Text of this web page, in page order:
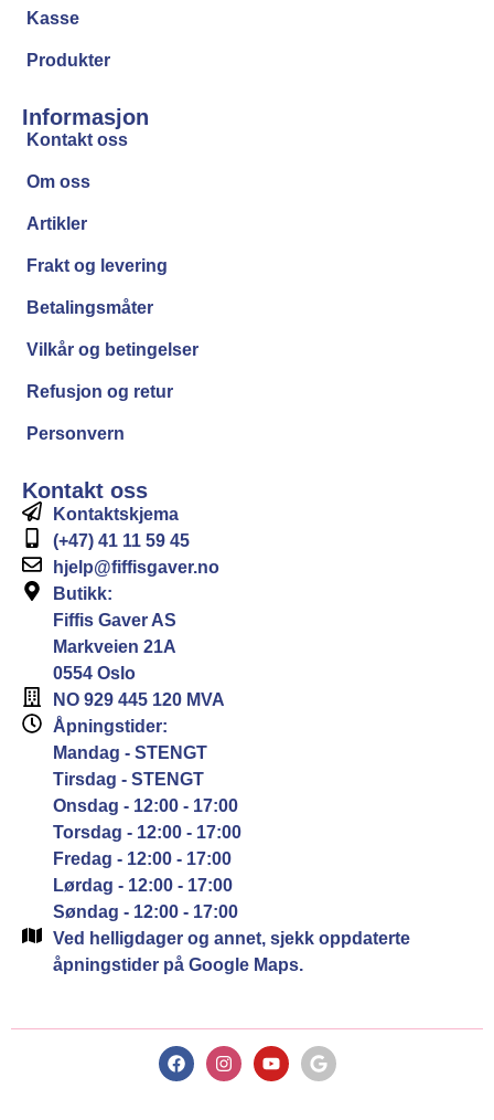
Kasse
Produkter
Informasjon
Kontakt oss
Om oss
Artikler
Frakt og levering
Betalingsmåter
Vilkår og betingelser
Refusjon og retur
Personvern
Kontakt oss
Kontaktskjema
(+47) 41 11 59 45
hjelp@fiffisgaver.no
Butikk:
Fiffis Gaver AS
Markveien 21A
0554 Oslo
NO 929 445 120 MVA
Åpningstider:
Mandag - STENGT
Tirsdag - STENGT
Onsdag - 12:00 - 17:00
Torsdag - 12:00 - 17:00
Fredag - 12:00 - 17:00
Lørdag - 12:00 - 17:00
Søndag - 12:00 - 17:00
Ved helligdager og annet, sjekk oppdaterte
åpningstider på Google Maps.